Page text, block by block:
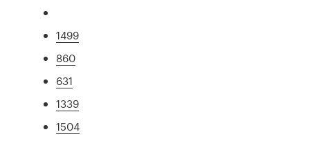
1499
860
631
1339
1504